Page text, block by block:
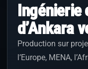
Ingénierie
d’Ankara
Production sur
l’Europe, MENA,